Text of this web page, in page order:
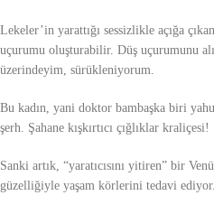
Lekeler’in yarattığı sessizlikle açığa
uçurumu oluşturabilir. Düş uçurumunu
üzerindeyim, sürükleniyorum.
Bu kadın, yani doktor bambaşka biri
şerh. Şahane kışkırtıcı çığlıklar kraliçesi!
Sanki artık, “yaratıcısını yitiren” bir
güzelliğiyle yaşam körlerini tedavi ediyor.